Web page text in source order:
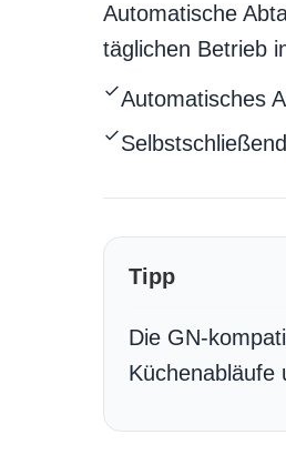
Automatische
täglichen Betrieb
Automatisches
Tipp
Die GN-
Küchenabläufe